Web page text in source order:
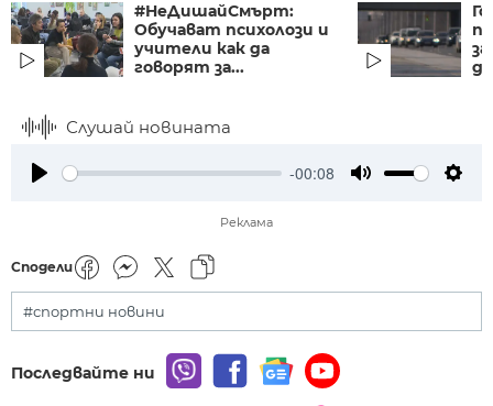
#НеДишайСмърт:
Обучават психолози и
учители как да
говорят за...
Слушай новината
-00:08
Реклама
Сподели
#спортни новини
Последвайте ни